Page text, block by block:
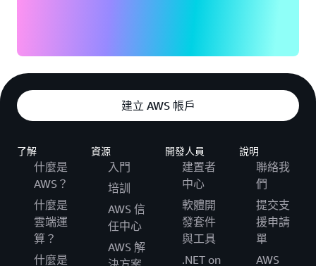
建立 AWS 帳戶
了解
什麼是
AWS？
什麼是
雲端運
算？
什麼是
資源
入門
培訓
AWS 信
任中心
AWS 解
開發人員
建置者
中心
軟體開
發套件
與工具
.NET on
說明
聯絡我
們
提交支
援申請
單
AWS